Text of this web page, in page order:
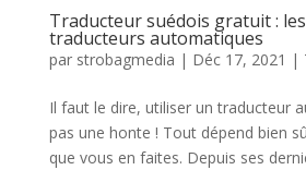
Traducteur suédois gratuit :
traducteurs automatiques
par strobagmedia | Déc 17, 2021 |
Il faut le dire, utiliser un traducteur
pas une honte ! Tout dépend bien
que vous en faites. Depuis ses